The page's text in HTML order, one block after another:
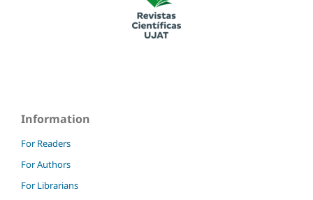
Information
For Readers
For Authors
For Librarians